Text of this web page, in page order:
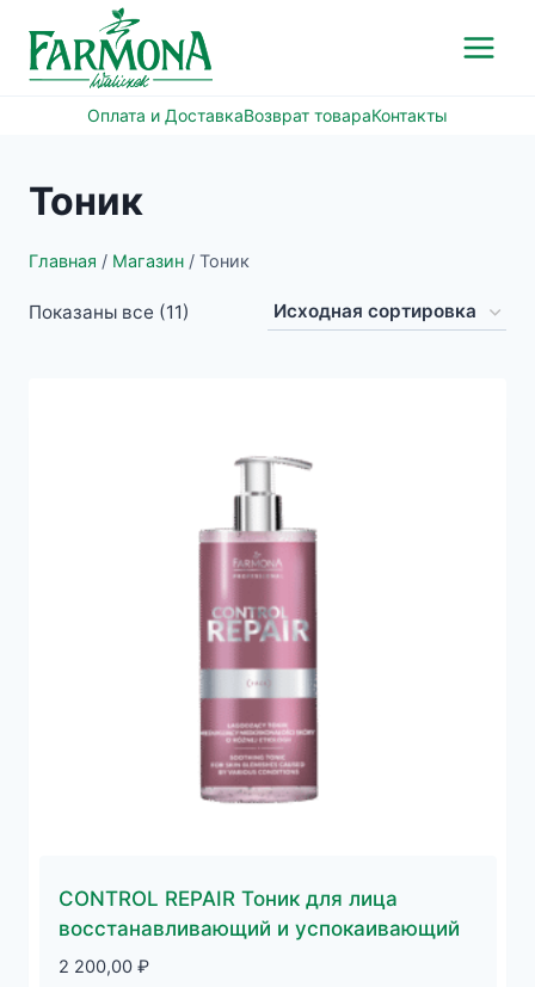
содержимому
Оплата и ДоставкаВозврат товараКонтакты
Тоник
Главная / Магазин / Тоник
Показаны все (11)
CONTROL REPAIR Тоник для лица
восстанавливающий и успокаивающий
2 200,00 ₽